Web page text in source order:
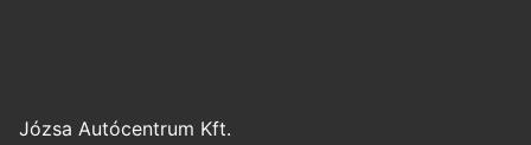
Józsa Autócentrum Kft.